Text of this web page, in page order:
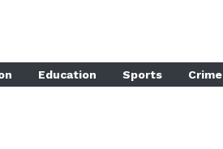
Education Sports Crime